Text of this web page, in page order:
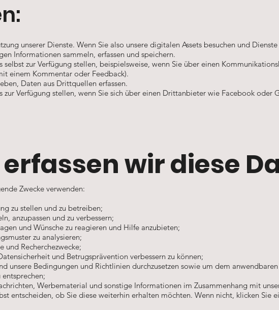
unserer Dienste. Wenn Sie also unsere digitalen Assets besuchen und
Informationen sammeln, erfassen und speichern.
selbst zur Verfügung stellen, beispielsweise, wenn Sie über einen
einem Kommentar oder Feedback).
Daten aus Drittquellen erfassen.
zur Verfügung stellen, wenn Sie sich über einen Drittanbieter wie Facebook oder
wir diese
Zwecke verwenden:
zu stellen und zu betreiben;
anzupassen und zu verbessern;
und Wünsche zu reagieren und Hilfe anzubieten;
zu analysieren;
und Recherchezwecke;
und Betrugsprävention verbessern zu können;
unsere Bedingungen und Richtlinien durchzusetzen sowie um dem
Werbematerial und sonstige Informationen im Zusammenhang mit
entscheiden, ob Sie diese weiterhin erhalten möchten. Wenn nicht, klicken Sie